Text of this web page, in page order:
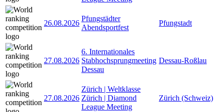
26.08.2026
Pfungstädter
Abendsportfest
Pfungstadt
27.08.2026
6. Internationales
Stabhochsprungmeeting
Dessau
Dessau-Roßlau
27.08.2026
Zürich | Weltklasse
Zürich | Diamond
League Meeting
Zürich (Schweiz)